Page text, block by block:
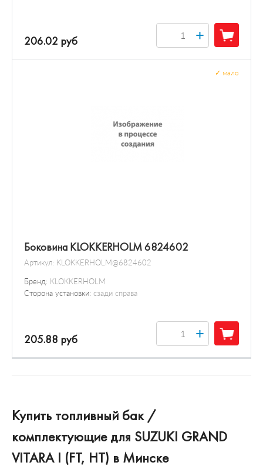
206.02 руб +
Боковина KLOKKERHOLM 6824602
Артикул: KLOKKERHOLM@6824602
Бренд: KLOKKERHOLM
Сторона установки: сзади справа
мало
205.88 руб +
Купить топливный бак /
комплектующие для SUZUKI GRAND
VITARA I (FT, HT) в Минске